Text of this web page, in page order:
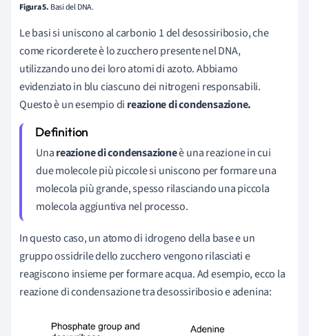
Figura 5. Basi del DNA.
Le basi si uniscono al carbonio 1 del desossiribosio, che
come ricorderete è lo zucchero presente nel DNA,
utilizzando uno dei loro atomi di azoto. Abbiamo
evidenziato in blu ciascuno dei nitrogeni responsabili.
Questo è un esempio di reazione di condensazione.
Unareazione di condensazioneè una reazione in cui
due molecole più piccole si uniscono per formare una
molecola più grande, spesso rilasciando una piccola
molecola aggiuntiva nel processo.
In questo caso, un atomo di idrogeno della base e un
gruppo ossidrile dello zucchero vengono rilasciati e
reagiscono insieme per formare acqua. Ad esempio, ecco la
reazione di condensazione tra desossiribosio e adenina: